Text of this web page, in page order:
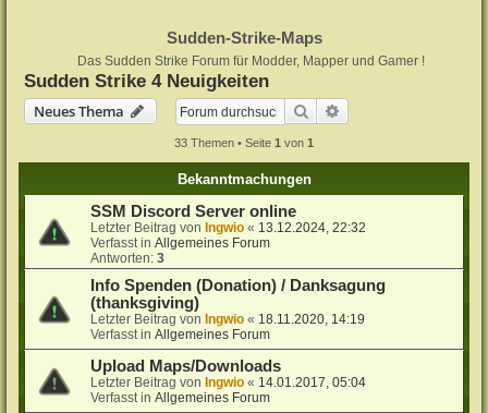
Sudden-Strike-Maps
Das Sudden Strike Forum für Modder, Mapper und Gamer !
Sudden Strike 4 Neuigkeiten
Neues Thema
Suche
33 Themen • Seite 1 von 1
Bekanntmachungen
SSM Discord Server online
Letzter Beitrag von Ingwio « 13.12.2024, 22:32
Verfasst inAllgemeines Forum
Antworten:3
Info Spenden (Donation) / Danksagung
(thanksgiving)
Letzter Beitrag von Ingwio « 18.11.2020, 14:19
Verfasst inAllgemeines Forum
Upload Maps/Downloads
Letzter Beitrag von Ingwio « 14.01.2017, 05:04
Verfasst inAllgemeines Forum